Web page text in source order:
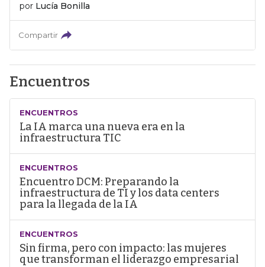
por Lucía Bonilla
Compartir
Encuentros
ENCUENTROS
La IA marca una nueva era en la
infraestructura TIC
ENCUENTROS
Encuentro DCM: Preparando la
infraestructura de TI y los data centers
para la llegada de la IA
ENCUENTROS
Sin firma, pero con impacto: las mujeres
que transforman el liderazgo empresarial